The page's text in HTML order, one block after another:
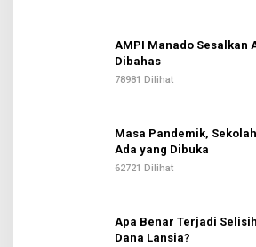
AMPI Manado Sesalkan
Dibahas
78981 Dilihat
Masa Pandemik,
Ada yang Dibuka
62721 Dilihat
Apa Benar Terjadi
Dana Lansia?